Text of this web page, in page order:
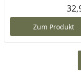
Zum Produkt